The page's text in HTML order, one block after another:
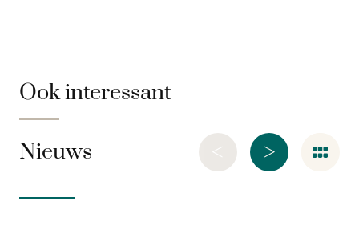
Ook interessant
Nieuws >
<